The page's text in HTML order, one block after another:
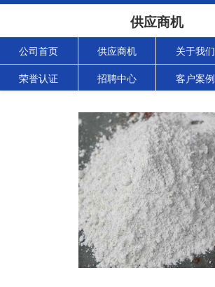
供应商机
公司首页 供应商机 关于我们
荣誉认证 招聘中心 客户案例